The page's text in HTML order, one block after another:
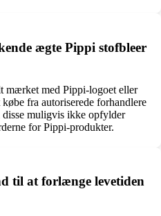
ægte Pippi stofbleer
mærket med Pippi-logoet eller
fra autoriserede forhandlere
muligvis ikke opfylder
for Pippi-produkter.
til at forlænge levetiden